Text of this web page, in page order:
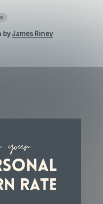
byJames Riney